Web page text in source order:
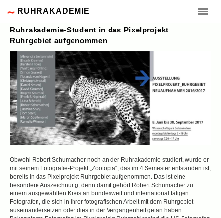
RUHRAKADEMIE
Ruhrakademie-Student in das Pixelprojekt
Ruhrgebiet aufgenommen
Obwohl Robert Schumacher noch an der Ruhrakademie studiert, wurde er
mit seinem Fotografie-Projekt „Zootopia“, das im 4.Semester entstanden ist,
bereits in das Pixelprojekt Ruhrgebiet aufgenommen. Das ist eine
besondere Auszeichnung, denn damit gehört Robert Schumacher zu
einem ausgewählten Kreis an bundesweit und international tätigen
Fotografen, die sich in ihrer fotografischen Arbeit mit dem Ruhrgebiet
auseinandersetzen oder dies in der Vergangenheit getan haben.